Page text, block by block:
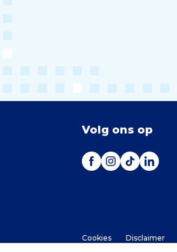
Volg ons op
Cookies Disclaimer